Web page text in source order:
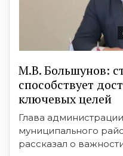
М.В. Большунов:
способствует
ключевых целей
Глава
муниципального
рассказал о